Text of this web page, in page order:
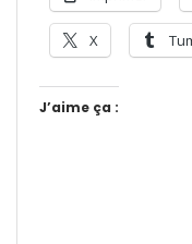
X
J’aime ça :